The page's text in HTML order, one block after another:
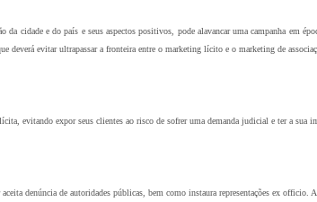
cidade e do país e seus aspectos positivos, pode alavancar uma campanha em
deverá evitar ultrapassar a fronteira entre o marketing lícito e o marketing de
evitando expor seus clientes ao risco de sofrer uma demanda judicial e ter a sua
denúncia de autoridades públicas, bem como instaura representações ex officio.